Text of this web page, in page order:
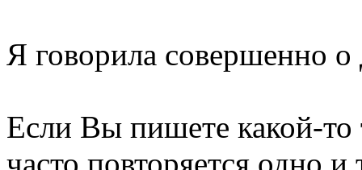
Я говорила совершенно
Если Вы пишете какой-то
часто повторяется одно